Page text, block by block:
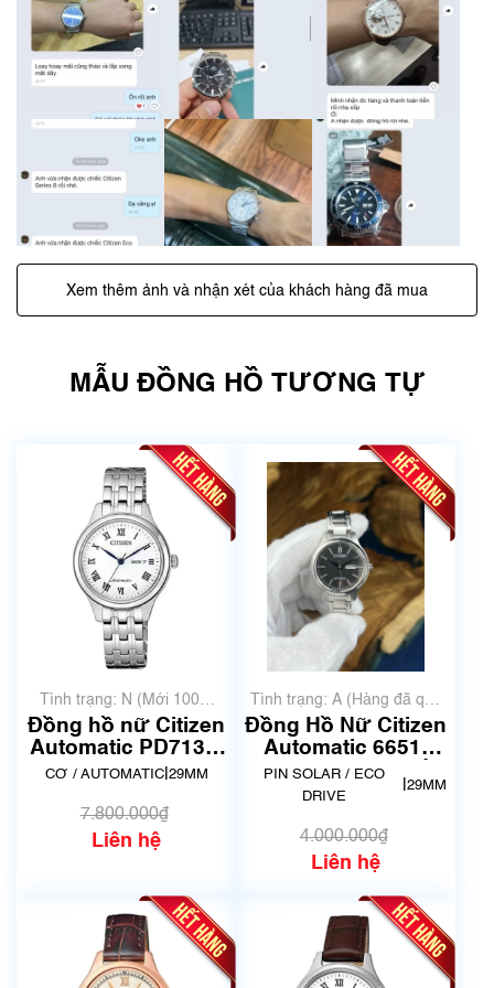
Xem thêm ảnh và nhận xét của khách hàng đã mua
MẪU ĐỒNG HỒ TƯƠNG TỰ
Tình trạng: N (Mới 100%
chưa qua sử dụng)
Đồng hồ nữ Citizen
Automatic PD7131-
83A | Size 29mm |
CƠ / AUTOMATIC| 29MM
7.800.000₫
Liên hệ
Tình trạng: A (Hàng đã qua
sử dụng nhưng rất đẹp,
không có xước)
Đồng Hồ Nữ Citizen
Automatic 6651-
S095123 | Mã số
6619
PIN SOLAR / ECO
DRIVE
29MM
4.000.000₫
Liên hệ